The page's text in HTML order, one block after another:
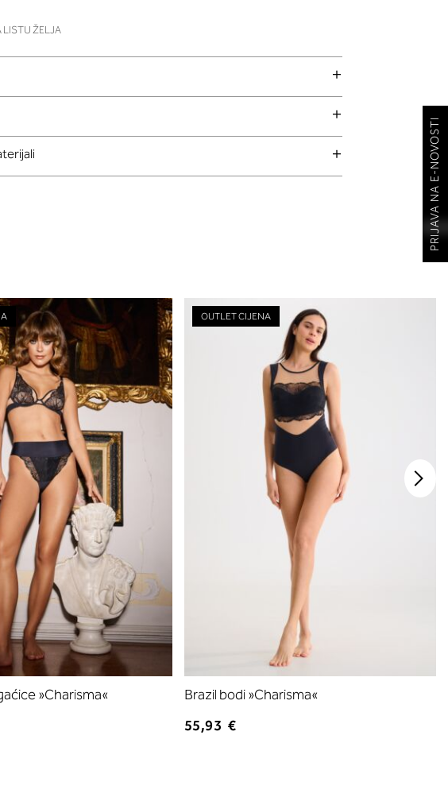
LISTU ŽELJA
»Charisma«
OUTLET CIJENA
Brazil bodi »Charisma«
55,93 €
PRIJAVA NA E-NOVOSTI